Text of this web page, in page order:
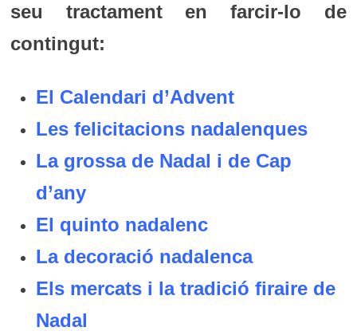
seu tractament en farcir-lo de
contingut:
El Calendari d’Advent
Les felicitacions nadalenques
La grossa de Nadal i de Cap
d’any
El quinto nadalenc
La decoració nadalenca
Els mercats i la tradició firaire de
Nadal